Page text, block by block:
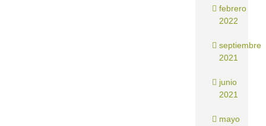
febrero
2022
septiembre
2021
junio
2021
mayo